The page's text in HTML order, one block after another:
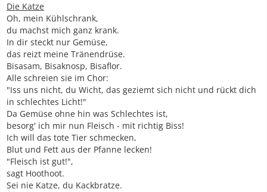
Die Katze
Oh, mein Kühlschrank,
du machst mich ganz krank.
In dir steckt nur Gemüse,
das reizt meine Tränendrüse.
Bisasam, Bisaknosp, Bisaflor.
Alle schreien sie im Chor:
"Iss uns nicht, du Wicht, das geziemt sich nicht und rückt dich
in schlechtes Licht!"
Da Gemüse ohne hin was Schlechtes ist,
besorg' ich mir nun Fleisch - mit richtig Biss!
Ich will das tote Tier schmecken,
Blut und Fett aus der Pfanne lecken!
"Fleisch ist gut!",
sagt Hoothoot.
Sei nie Katze, du Kackbratze.